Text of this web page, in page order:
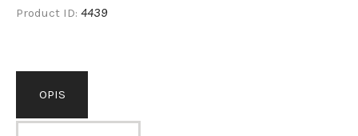
Product ID: 4439
OPIS